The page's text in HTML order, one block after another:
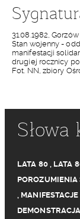
31.08.1982,
Stan wojenny -
manifestacji
drugiej rocznicy
Fot. NN, zbiory
LATA 80, LATA
,